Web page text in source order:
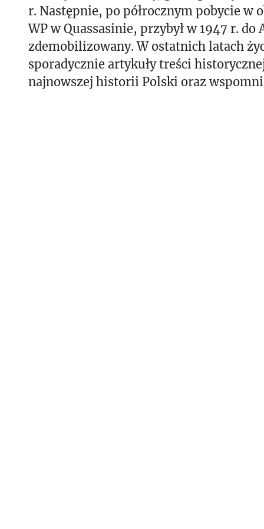
r. Następnie, po półrocznym pobycie w
WP w Quassasinie, przybył w 1947 r. do
zdemobilizowany. W ostatnich latach
sporadycznie artykuły treści
najnowszej historii Polski oraz